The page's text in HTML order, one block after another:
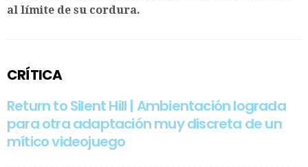
al límite de su cordura.
CRÍTICA
Return to Silent Hill | Ambientación lograda
para otra adaptación muy discreta de un
mítico videojuego